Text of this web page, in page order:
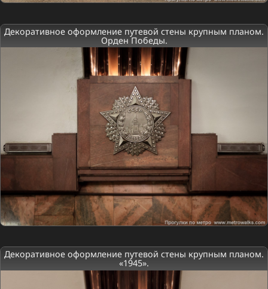
Декоративное оформление путевой стены крупным планом.
Орден Победы.
Декоративное оформление путевой стены крупным планом.
«1945».